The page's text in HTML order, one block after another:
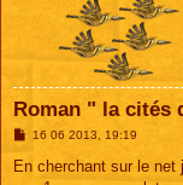
Roman " la cités
M
s
16 06 2013, 19:19
En cherchant sur le net